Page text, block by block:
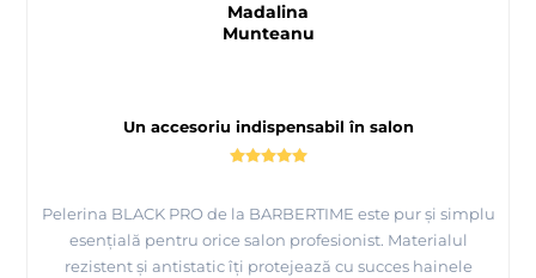
Un accesoriu indispensabil în salon
Pelerina BLACK PRO de la BARBERTIME este pur și simplu
esențială pentru orice salon profesionist. Materialul
rezistent și antistatic îți protejează cu succes hainele
Madalina
Munteanu